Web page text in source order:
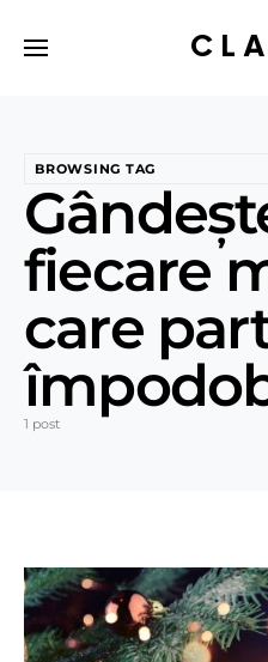
BROWSING TAG
fiecare
care
1 post